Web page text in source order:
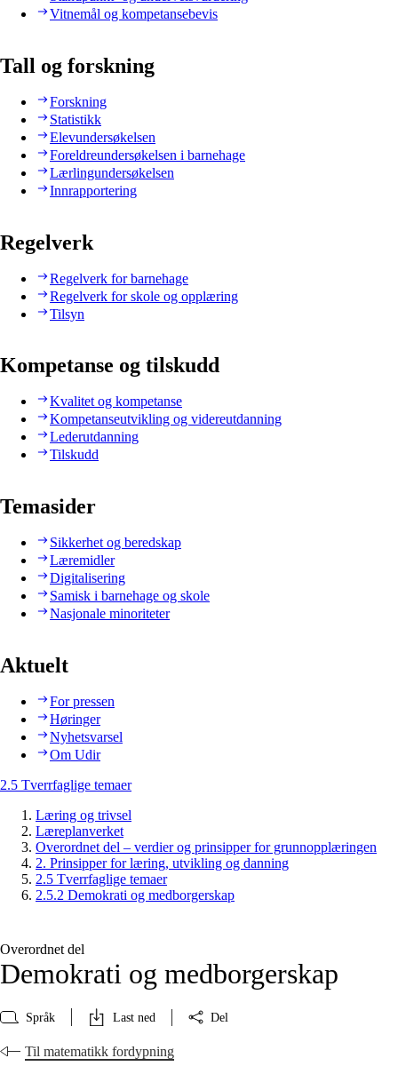
Vitnemål og kompetansebevis
Tall og forskning
Forskning
Statistikk
Elevundersøkelsen
Foreldreundersøkelsen i barnehage
Lærlingundersøkelsen
Innrapportering
Regelverk
Regelverk for barnehage
Regelverk for skole og opplæring
Tilsyn
Kompetanse og tilskudd
Kvalitet og kompetanse
Kompetanseutvikling og videreutdanning
Lederutdanning
Tilskudd
Temasider
Sikkerhet og beredskap
Læremidler
Digitalisering
Samisk i barnehage og skole
Nasjonale minoriteter
Aktuelt
For pressen
Høringer
Nyhetsvarsel
Om Udir
2.5 Tverrfaglige temaer
Læring og trivsel
Læreplanverket
Overordnet del – verdier og prinsipper for grunnopplæringen
2. Prinsipper for læring, utvikling og danning
2.5 Tverrfaglige temaer
2.5.2 Demokrati og medborgerskap
Overordnet del
Demokrati og medborgerskap
Språk Last ned Del
Til matematikk fordypning